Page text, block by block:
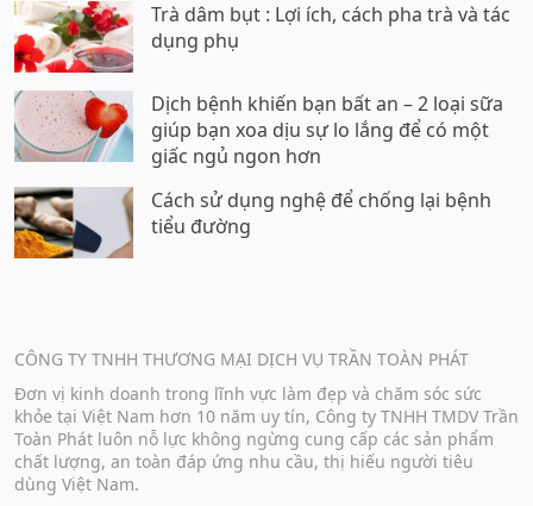
Trà dâm bụt : Lợi ích, cách pha trà và tác
dụng phụ
Dịch bệnh khiến bạn bất an – 2 loại sữa
giúp bạn xoa dịu sự lo lắng để có một
giấc ngủ ngon hơn
Cách sử dụng nghệ để chống lại bệnh
tiểu đường
CÔNG TY TNHH THƯƠNG MẠI DỊCH VỤ TRẦN TOÀN PHÁT
Đơn vị kinh doanh trong lĩnh vực làm đẹp và chăm sóc sức
khỏe tại Việt Nam hơn 10 năm uy tín, Công ty TNHH TMDV Trần
Toàn Phát luôn nỗ lực không ngừng cung cấp các sản phẩm
chất lượng, an toàn đáp ứng nhu cầu, thị hiếu người tiêu
dùng Việt Nam.